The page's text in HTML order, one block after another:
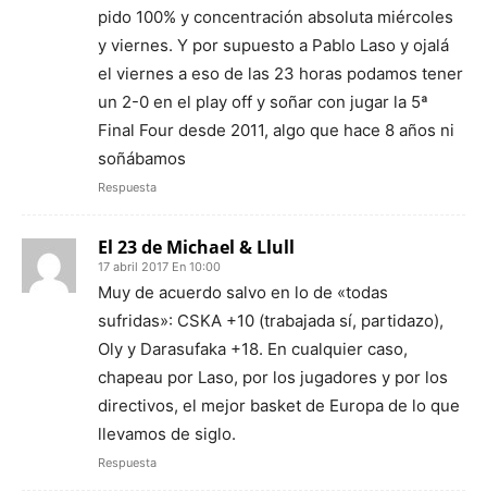
pido 100% y concentración absoluta miércoles
y viernes. Y por supuesto a Pablo Laso y ojalá
el viernes a eso de las 23 horas podamos tener
un 2-0 en el play off y soñar con jugar la 5ª
Final Four desde 2011, algo que hace 8 años ni
soñábamos
Respuesta
El 23 de Michael & Llull
17 abril 2017 En 10:00
Muy de acuerdo salvo en lo de «todas
sufridas»: CSKA +10 (trabajada sí, partidazo),
Oly y Darasufaka +18. En cualquier caso,
chapeau por Laso, por los jugadores y por los
directivos, el mejor basket de Europa de lo que
llevamos de siglo.
Respuesta